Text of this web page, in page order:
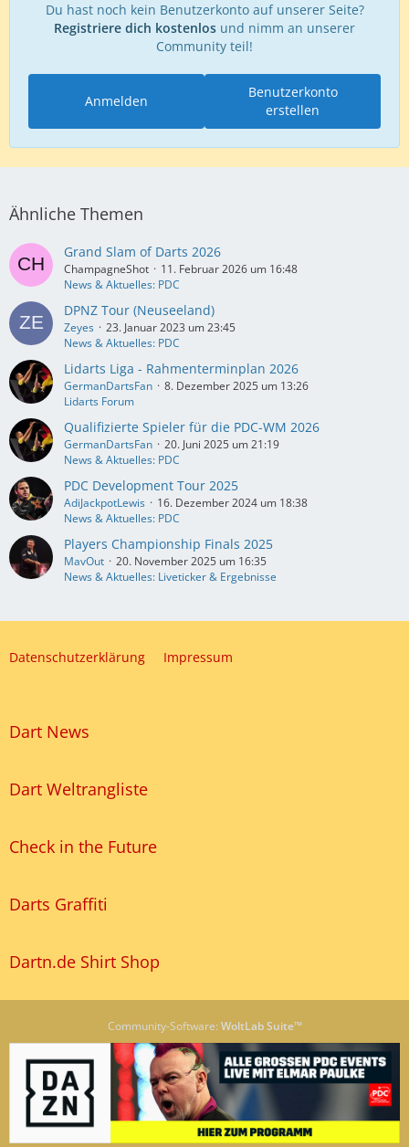
Du hast noch kein Benutzerkonto auf unserer Seite?
Registriere dich kostenlos und nimm an unserer
Community teil!
Benutzerkonto
erstellen
Anmelden
Ähnliche Themen
Grand Slam of Darts 2026
ChampagneShot
11. Februar 2026 um 16:48
News & Aktuelles: PDC
DPNZ Tour (Neuseeland)
Zeyes
23. Januar 2023 um 23:45
News & Aktuelles: PDC
Lidarts Liga - Rahmenterminplan 2026
GermanDartsFan
8. Dezember 2025 um 13:26
Lidarts Forum
Qualifizierte Spieler für die PDC-WM 2026
GermanDartsFan
20. Juni 2025 um 21:19
News & Aktuelles: PDC
PDC Development Tour 2025
AdiJackpotLewis
16. Dezember 2024 um 18:38
News & Aktuelles: PDC
Players Championship Finals 2025
MavOut
20. November 2025 um 16:35
News & Aktuelles: Liveticker & Ergebnisse
Datenschutzerklärung Impressum
Dart News
Dart Weltrangliste
Check in the Future
Darts Graffiti
Dartn.de Shirt Shop
Community-Software: WoltLab Suite™